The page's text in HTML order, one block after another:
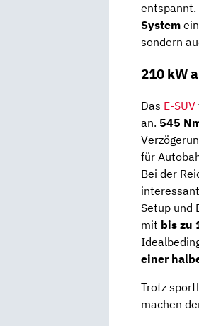
entspannt.
System
sondern
210 kW
Das E-SUV
an. 545
für
Bei der
Setup und
mit bis zu
einer
Trotz
machen